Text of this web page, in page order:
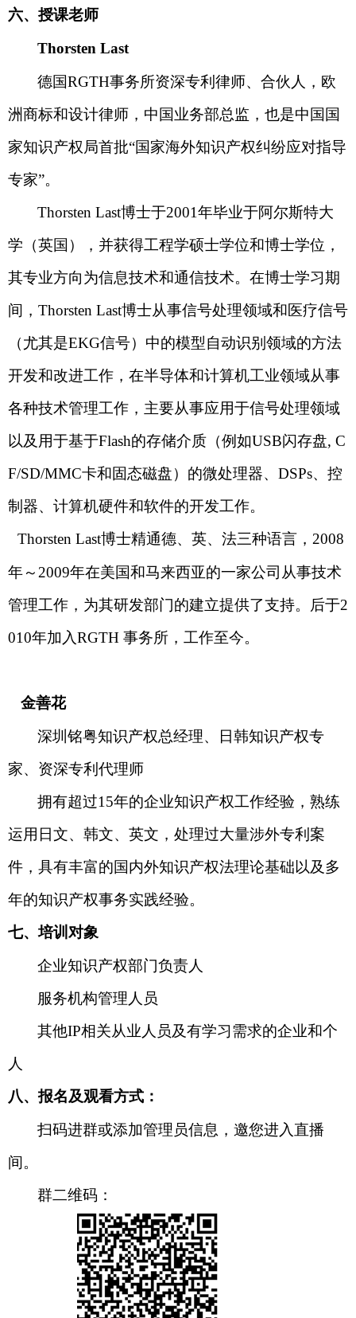
六、授课老师
Thorsten Last
德国RGTH事务所资深专利律师、合伙人，欧
洲商标和设计律师，中国业务部总监，也是中国国
家知识产权局首批“国家海外知识产权纠纷应对指导
专家”。
Thorsten Last博士于2001年毕业于阿尔斯特大
学（英国），并获得工程学硕士学位和博士学位，
其专业方向为信息技术和通信技术。 在博士学习期
间， Thorsten Last博士从事信号处理领域和医疗信号
（尤其是EKG信号）中的模型自动识别领域的方法
开发和改进工作， 在半导体和计算机工业领域从事
各种技术管理工作，主要从事应用于信号处理领域
以及用于基于Flash的存储介质（例如USB闪存盘, C
F/SD/MMC卡和固态磁盘）的微处理器、 DSPs、控
制器、计算机硬件和软件的开发工作。
Thorsten Last博士精通德、英、法三种语言， 2008
年～ 2009年在美国和马来西亚的一家公司从事技术
管理工作，为其研发部门的建立提供了支持。后于2
010年加入RGTH 事务所，工作至今。
金善花
深圳铭粤知识产权总经理、日韩知识产权专
家、资深专利代理师
拥有超过15年的企业知识产权工作经验，熟练
运用日文、韩文、英文，处理过大量涉外专利案
件，具有丰富的国内外知识产权法理论基础以及多
年的知识产权事务实践经验。
七、培训对象
企业知识产权部门负责人
服务机构管理人员
其他IP相关从业人员及有学习需求的企业和个
人
八、报名及观看方式：
扫码进群或添加管理员信息，邀您进入直播
间。
群二维码：